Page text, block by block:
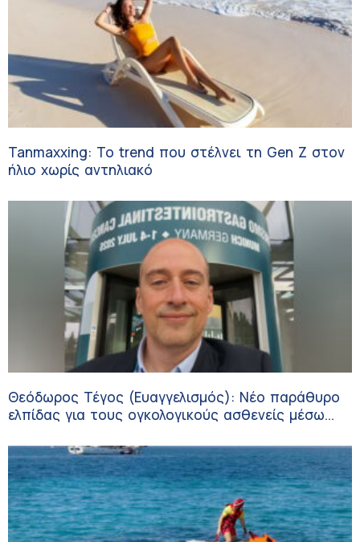
Tanmaxxing: To trend που στέλνει τη Gen Z στον
ήλιο χωρίς αντηλιακό
Θεόδωρος Τέγος (Ευαγγελισμός): Νέο παράθυρο
ελπίδας για τους ογκολογικούς ασθενείς μέσω